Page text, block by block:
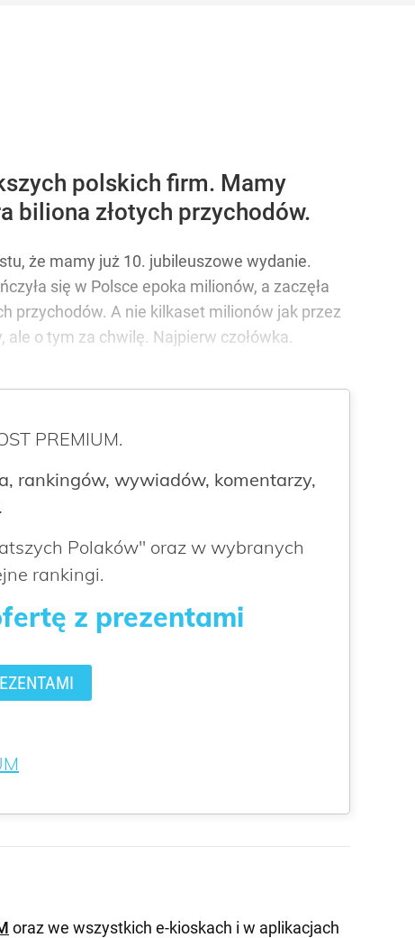
Firm
polskich firm. Mamy
biliona złotych przychodów.
że mamy już 10. jubileuszowe wydanie.
się w Polsce epoka milionów, a zaczęła
przychodów. A nie kilkaset milionów jak przez
o tym za chwilę. Najpierw czołówka.
PREMIUM.
rankingów, wywiadów, komentarzy,
Polaków" oraz w wybranych
rankingi.
z prezentami
oraz we wszystkich e-kioskach i w aplikacjach